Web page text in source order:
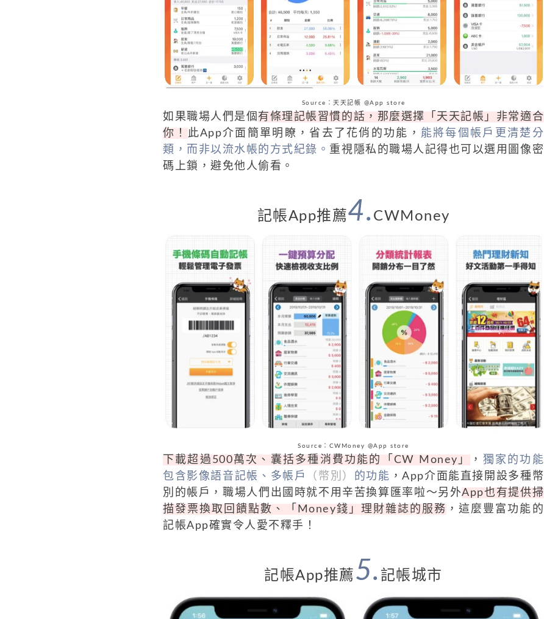
Source：天天記帳 @App store
如果職場人們是個 有條理記帳習慣的話，那麼選擇「天天記帳」非常適合
你！ 此App介面簡單明瞭，省去了花俏的功能， 能將每個帳戶更清楚分
類，而非以流水帳的方式紀錄。 重視隱私的職場人記得也可以選用圖像密
碼上鎖，避免他人偷看。
記帳App推薦4. CWMoney
Source：CWMoney @App store
下載超過500萬次、囊括多種消費功能的「CW Money」 ， 獨家的功能
包含影像語音記帳、多帳戶
（幣別） 的功能 ，App介面能直接開設多種幣
別的帳戶，職場人們出國時就不用辛苦換算匯率啦～另外App也有提供掃
描發票換取回饋點數、「Money錢」理財雜誌的服務 ，這麼豐富功能的
記帳App確實令人愛不釋手！
記帳App推薦 5. 記帳城市